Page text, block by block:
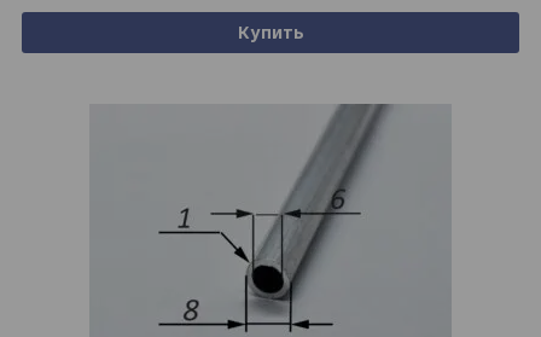
Купить